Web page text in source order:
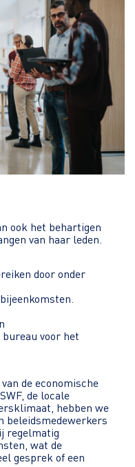
ook het behartigen
van haar leden.
door onder
bureau voor het
de economische
de locale
hebben we
beleidsmedewerkers
regelmatig
wat de
gesprek of een